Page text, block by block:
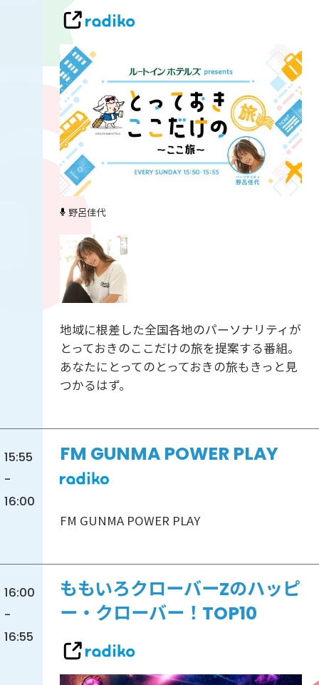
野呂佳代
地域に根差した全国各地のパーソナリティが
とっておきのここだけの旅を提案する番組。
あなたにとってのとっておきの旅もきっと見
つかるはず。
15:55
-
16:00
FM GUNMA POWER PLAY
FM GUNMA POWER PLAY
16:00
-
16:55
ももいろクローバーZのハッピ
ー・クローバー！TOP10